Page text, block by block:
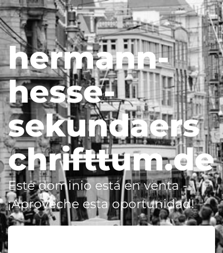
hermann-
hesse-
sekundaers
chrifttum.de
Este dominio está en venta -
¡Aproveche esta oportunidad!